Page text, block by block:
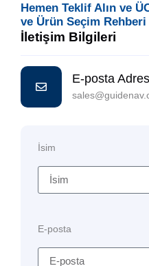
Hemen Teklif Alın ve
ve Ürün Seçim
İletişim Bilgileri
E-posta
İsim
E-posta